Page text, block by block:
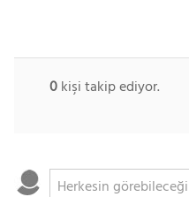
0kişi takip ediyor.